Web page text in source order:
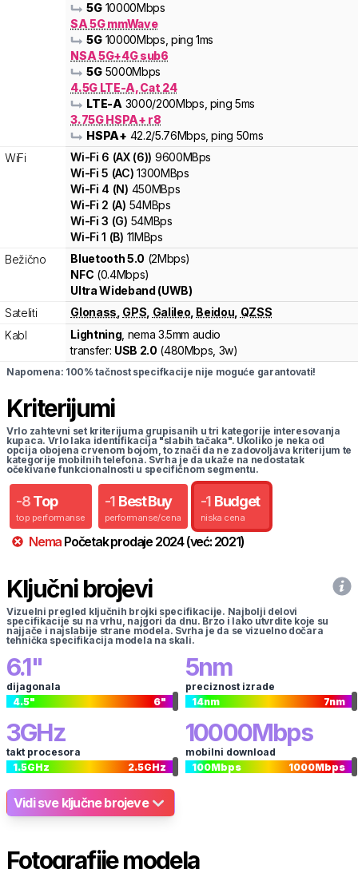
5G 10000Mbps
SA 5G mmWave
5G 10000Mbps , ping 1ms
NSA 5G+4G sub6
5G 5000Mbps
4.5G LTE-A, Cat 24
LTE-A 3000/200Mbps , ping 5ms
3.75G HSPA+ r8
HSPA+ 42.2/5.76Mbps , ping 50ms
WiFi
Wi-Fi 6 (AX (6)) 9600MBps
Wi-Fi5 (AC) 1300MBps
Wi-Fi 4 (N) 450MBps
Wi-Fi 2 (A) 54MBps
Wi-Fi3 (G) 54MBps
Wi-Fi1 (B) 11MBps
Bežično
Bluetooth 5.0 (2Mbps)
NFC (0.4Mbps)
Ultra Wideband (UWB)
Sateliti
Glonass GPS Galileo Beidou QZSS
Kabl
Lightning , nema 3.5mm audio
transfer: USB 2.0 (480Mbps, 3w)
Napomena: 100% tačnost specifkacije nije moguće garantovati!
Kriterijumi
Vrlo zahtevni set kriterijuma grupisanih u tri kategorije interesovanja
kupaca. Vrlo laka identifikacija "slabih tačaka". Ukoliko je neka od
opcija obojena crvenom bojom, to znači da ne zadovoljava kriterijum te
kategorije mobilnih telefona. Svrha je da ukaže na nedostatak
očekivane funkcionalnosti u specifičnom segmentu.
-8 Top
top performanse
-1 Best Buy
performanse/cena
-1 Budget
niska cena
Nema Početak prodaje 2024(već: 2021)
Ključni brojevi
Vizuelni pregled ključnih brojki specifikacije. Najbolji delovi
specifikacije su na vrhu, najgori da dnu. Brzo i lako utvrdite koje su
najjače i najslabije strane modela. Svrha je da se vizuelno dočara
tehnička specifikacija modela na skali.
6.1"
dijagonala
4.5" 6"
5nm
preciznost izrade
14nm 7nm
3GHz
takt procesora
1.5GHz 2.5GHz
10000Mbps
mobilni download
100Mbps 1000Mbps
Vidi sve ključne brojeve
Fotografije modela